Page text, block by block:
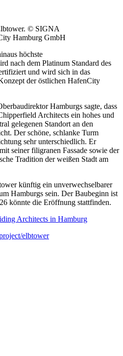
© SIGNA
Hamburg GmbH
höchste
nach dem Platinum Standard des
und wird sich in das
der östlichen HafenCity
Hamburgs sagte, dass
Architects ein hohes und
gelegenen Standort an den
Der schöne, schlanke Turm
sehr unterschiedlich. Er
seiner filigranen Fassade sowie der
Tradition der weißen Stadt am
künftig ein unverwechselbarer
Hamburgs sein. Der Baubeginn ist
könnte die Eröffnung stattfinden.
Architects in Hamburg
elbtower